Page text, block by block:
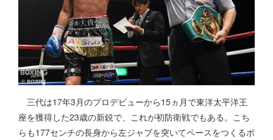
三代は17年3月のプロデビューから15ヵ月で東洋太平洋王
座を獲得した23歳の新鋭で、これが初防衛戦でもある。こち
らも177センチの長身から左ジャブを突いてペースをつくるボ